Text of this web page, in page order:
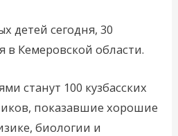
детей сегодня, 30
в Кемеровской области.
станут 100 кузбасских
показавшие хорошие
биологии и